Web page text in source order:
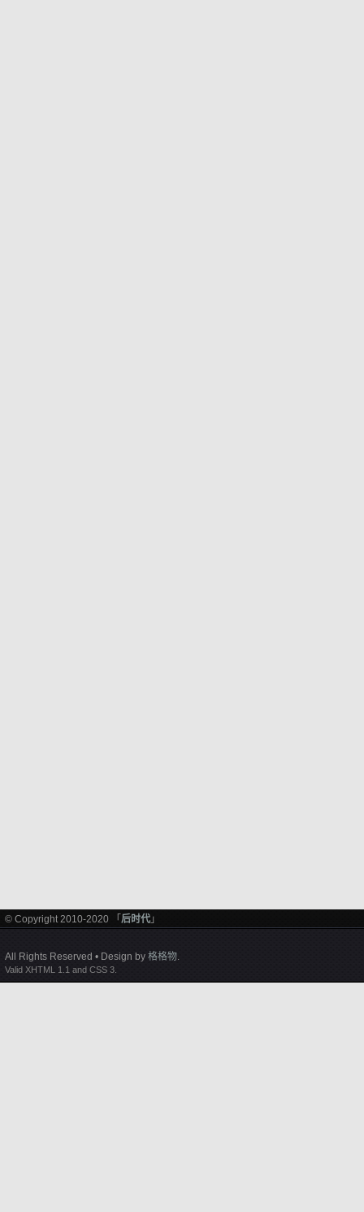
© Copyright 2010-2020 「 后时代 」
All Rights Reserved • Design by 格格物.
Valid XHTML 1.1 and CSS 3.